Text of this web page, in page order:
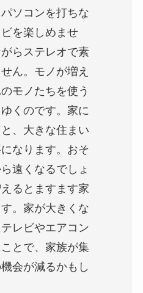
ソコンを打ちな
を楽しめませ
らステレオで素
ん。モノが増え
モノたちを使う
くのです。家に
、大きな住まい
なります。おそ
遠くなるでしょ
るとますます家
。家が大きくな
レビやエアコン
とで、家族が集
会が減るかもし